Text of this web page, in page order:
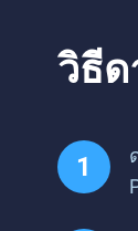
วิธีด